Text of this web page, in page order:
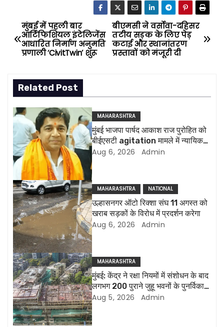
P
o
t
n
a
v
i
g
a
t
i
o
n
बीएमसी ने वर्सोवा-दहिसर
तटीय सड़क के लिए पेड़
कटाई और स्थानांतरण
प्रस्तावों को मंजूरी दी
मुंबई में पहली बार
आर्टिफिशियल इंटेलिजेंस
आधारित निर्माण अनुमति
प्रणाली ‘CivitTwin’ शुरू
Related Post
MAHARASHTRA
मुंबई भाजपा पार्षद आकाश राज पुरोहित को
बीईएसटी agitation मामले में न्यायिक
हिरासत में भेजा गया
Aug 6, 2026 Admin
MAHARASHTRA NATIONAL
उल्हासनगर ऑटो रिक्शा संघ 11 अगस्त को
खराब सड़कों के विरोध में प्रदर्शन करेगा
Aug 6, 2026 Admin
MAHARASHTRA
मुंबई: केंद्र ने रक्षा नियमों में संशोधन के बाद
लगभग 200 पुराने जुहू भवनों के पुनर्विकास
की अनुमति दी
Aug 5, 2026 Admin